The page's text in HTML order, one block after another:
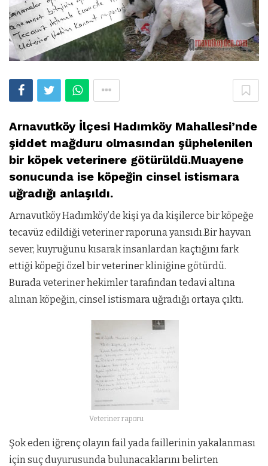
Arnavutköy İlçesi Hadımköy Mahallesi’nde
şiddet mağduru olmasından şüphelenilen
bir köpek veterinere götürüldü.Muayene
sonucunda ise köpeğin cinsel istismara
uğradığı anlaşıldı.
Arnavutköy Hadımköy’de kişi ya da kişilerce bir köpeğe
tecavüz edildiği veteriner raporuna yansıdı.Bir hayvan
sever, kuyruğunu kısarak insanlardan kaçtığını fark
ettiği köpeği özel bir veteriner kliniğine götürdü.
Burada veteriner hekimler tarafından tedavi altına
alınan köpeğin, cinsel istismara uğradığı ortaya çıktı.
Veteriner raporu
Şok eden iğrenç olayın fail yada faillerinin yakalanması
için suç duyurusunda bulunacaklarını belirten